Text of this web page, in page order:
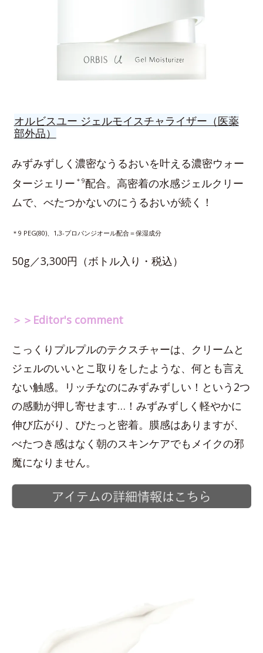
オルビスユー ジェルモイスチャライザー（医薬
部外品）
みずみずしく濃密なうるおいを叶える濃密ウォー
タージェリー ＊9配合。高密着の水感ジェルクリー
ムで、べたつかないのにうるおいが続く！
＊9 PEG(80)、1,3-プロパンジオール配合＝保湿成分
50g／3,300円（ボトル入り・税込）
＞＞Editor's comment
こっくりプルプルのテクスチャーは、クリームと
ジェルのいいとこ取りをしたような、何とも言え
ない触感。リッチなのにみずみずしい！という2つ
の感動が押し寄せます…！みずみずしく軽やかに
伸び広がり、ぴたっと密着。膜感はありますが、
べたつき感はなく朝のスキンケアでもメイクの邪
魔になりません。